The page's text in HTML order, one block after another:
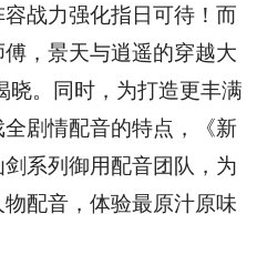
战力强化指日可待！而
，景天与逍遥的穿越大
晓。同时，为打造更丰满
剧情配音的特点，《新
系列御用配音团队，为
配音，体验最原汁原味